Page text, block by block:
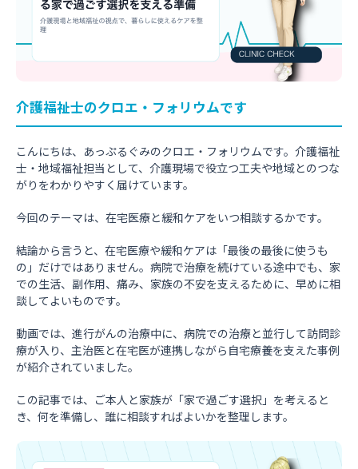
介護福祉士のクロエ・フォリウムです
こんにちは、あっぷるぐみのクロエ・フォリウムです。介護福祉
士・地域福祉担当として、介護現場で役立つ工夫や地域とのつな
がりをわかりやすく届けています。
今回のテーマは、在宅医療と緩和ケアをいつ相談するかです。
結論から言うと、在宅医療や緩和ケアは「最後の最後に使うも
の」だけではありません。病院で治療を続けている途中でも、家
での生活、副作用、痛み、家族の不安を支えるために、早めに相
談してよいものです。
動画では、進行がんの治療中に、病院での治療と並行して訪問診
療が入り、主治医と在宅医が連携しながら自宅療養を支えた事例
が紹介されていました。
この記事では、ご本人と家族が「家で過ごす選択」を考えると
き、何を準備し、誰に相談すればよいかを整理します。